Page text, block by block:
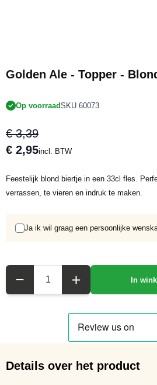
Golden Ale - Topper -
Op voorraadSKU 60073
€ 3,39
€ 2,95incl. BTW
Feestelijk blond biertje in een 33cl fles.
verrassen, te vieren en indruk te maken.
Ja ik wil graag een persoonlijke
In
Details over het product